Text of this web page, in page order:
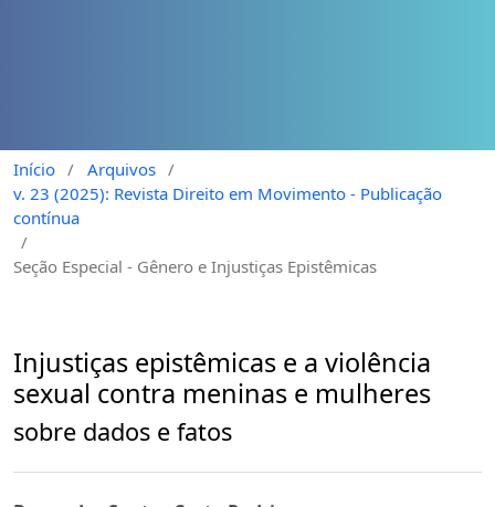
Início / Arquivos /
v. 23 (2025): Revista Direito em Movimento - Publicação
contínua
/
Seção Especial - Gênero e Injustiças Epistêmicas
Injustiças epistêmicas e a violência
sexual contra meninas e mulheres
sobre dados e fatos